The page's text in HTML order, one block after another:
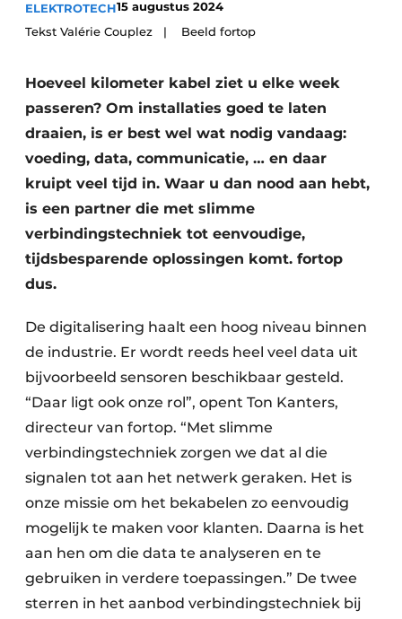
Vacature aanmelden
Video’s
ELEKTROTECH15 augustus 2024
Tekst Valérie Couplez | Beeld fortop
Hoeveel kilometer kabel ziet u elke week
passeren? Om installaties goed te laten
draaien, is er best wel wat nodig vandaag:
voeding, data, communicatie, … en daar
kruipt veel tijd in. Waar u dan nood aan hebt,
is een partner die met slimme
verbindingstechniek tot eenvoudige,
tijdsbesparende oplossingen komt. fortop
dus.
De digitalisering haalt een hoog niveau binnen
de industrie. Er wordt reeds heel veel data uit
bijvoorbeeld sensoren beschikbaar gesteld.
“Daar ligt ook onze rol”, opent Ton Kanters,
directeur van fortop. “Met slimme
verbindingstechniek zorgen we dat al die
signalen tot aan het netwerk geraken. Het is
onze missie om het bekabelen zo eenvoudig
mogelijk te maken voor klanten. Daarna is het
aan hen om die data te analyseren en te
gebruiken in verdere toepassingen.” De twee
sterren in het aanbod verbindingstechniek bij